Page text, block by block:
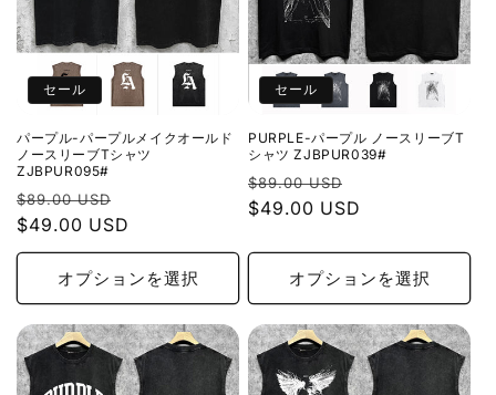
セール
パープル-パープルメイクオールド
ノースリーブTシャツ
ZJBPUR095#
通
常
価
$89.00 USD
ー
ル
価
格
$49.00 USD
オプションを選択
セール
PURPLE-パープル ノースリーブT
シャツ ZJBPUR039#
通
常
格
$89.00 USD
ー
格
$49.00 USD
オプションを選択